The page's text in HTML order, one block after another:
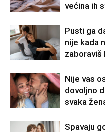
većina ih
Pusti ga
nije kada
zaboraviš
Nije vas
dovoljno
svaka
Spavaju